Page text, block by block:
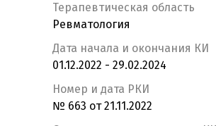
Терапевтическая область
Ревматология
Дата начала и окончания КИ
01.12.2022 - 29.02.2024
Номер и дата РКИ
№ 663 от 21.11.2022